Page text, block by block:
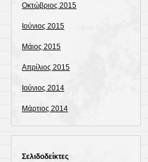
Οκτώβριος 2015
Ιούνιος 2015
Μάιος 2015
Απρίλιος 2015
Ιούνιος 2014
Μάρτιος 2014
Σελιδοδείκτες